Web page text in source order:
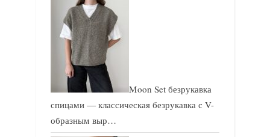
Moon Set безрукавка
спицами — классическая безрукавка с V-
образным выр…